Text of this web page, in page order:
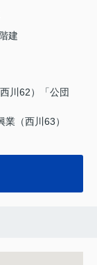
建
川62）「公団
業（西川63）